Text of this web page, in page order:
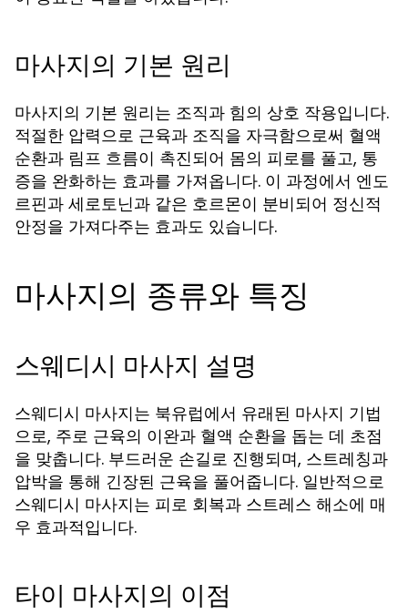
마사지의 기본 원리
마사지의 기본 원리는 조직과 힘의 상호 작용입니다.
적절한 압력으로 근육과 조직을 자극함으로써 혈액
순환과 림프 흐름이 촉진되어 몸의 피로를 풀고, 통
증을 완화하는 효과를 가져옵니다. 이 과정에서 엔도
르핀과 세로토닌과 같은 호르몬이 분비되어 정신적
안정을 가져다주는 효과도 있습니다.
마사지의 종류와 특징
스웨디시 마사지 설명
스웨디시 마사지는 북유럽에서 유래된 마사지 기법
으로, 주로 근육의 이완과 혈액 순환을 돕는 데 초점
을 맞춥니다. 부드러운 손길로 진행되며, 스트레칭과
압박을 통해 긴장된 근육을 풀어줍니다. 일반적으로
스웨디시 마사지는 피로 회복과 스트레스 해소에 매
우 효과적입니다.
타이 마사지의 이점